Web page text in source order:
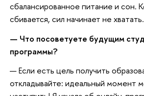
сбалансированное питание и сон.
сбивается, сил начинает не хватать.
— Что посоветуете будущим
программы?
— Если есть цель получить
откладывайте: идеальный момент